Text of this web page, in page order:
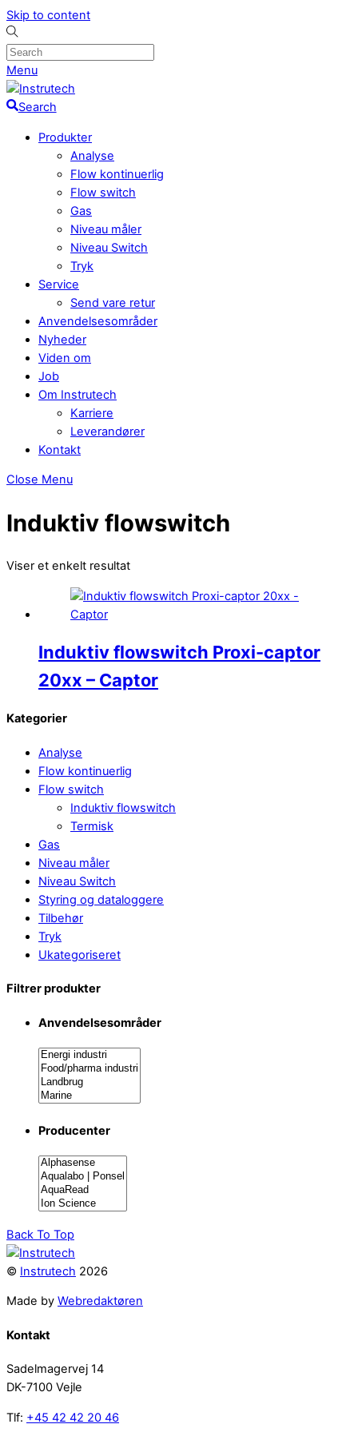
Skip to content
Menu
Search
Produkter
Analyse
Flow kontinuerlig
Flow switch
Gas
Niveau måler
Niveau Switch
Tryk
Service
Send vare retur
Anvendelsesområder
Nyheder
Viden om
Job
Om Instrutech
Karriere
Leverandører
Kontakt
Close Menu
Induktiv flowswitch
Viser et enkelt resultat
Induktiv flowswitch Proxi-captor
20xx – Captor
Kategorier
Analyse
Flow kontinuerlig
Flow switch
Induktiv flowswitch
Termisk
Gas
Niveau måler
Niveau Switch
Styring og dataloggere
Tilbehør
Tryk
Ukategoriseret
Filtrer produkter
Anvendelsesområder
Producenter
Back To Top
© Instrutech 2026
Made by Webredaktøren
Kontakt
Sadelmagervej 14
DK-7100 Vejle
Tlf: +45 42 42 20 46